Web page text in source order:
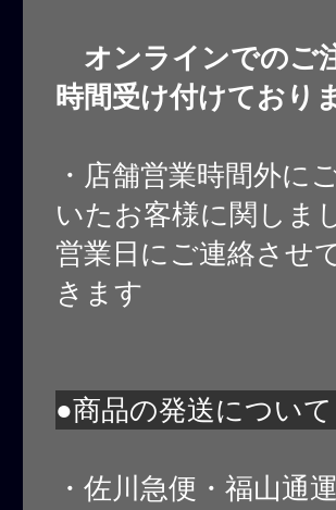
オンラインでのご
時間受け付けており
・店舗営業時間外に
いたお客様に関しま
営業日にご連絡させ
きます
●商品の発送について
・佐川急便・福山通